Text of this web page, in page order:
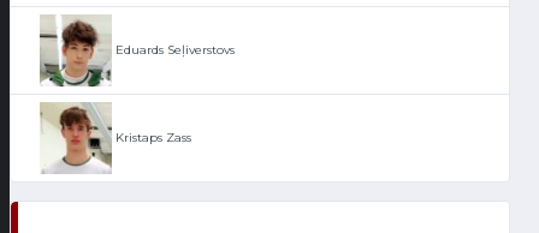
Eduards Seļiverstovs
Kristaps Zass